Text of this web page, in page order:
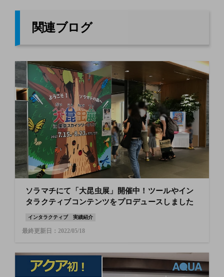
関連ブログ
ソラマチにて「大昆虫展」開催中！ツールやイン
タラクティブコンテンツをプロデュースしました
インタラクティブ 実績紹介
最終更新日：2022/05/18